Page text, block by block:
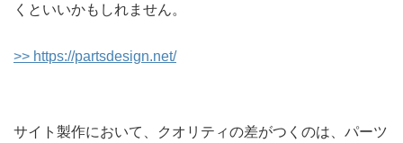
くといいかもしれません。
>> https://partsdesign.net/
サイト製作において、クオリティの差がつくのは、パーツ